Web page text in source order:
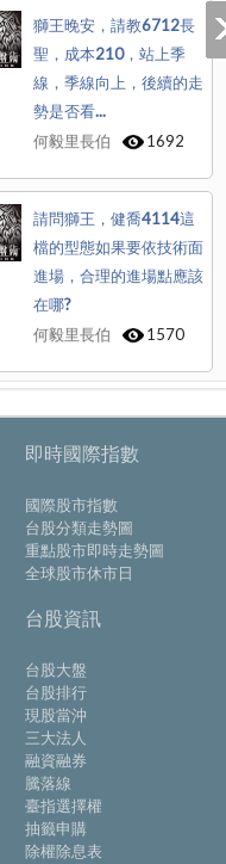
獅王晚安，請教6712長
聖，成本210，站上季
線，季線向上，後續的走
勢是否看...
何毅里長伯
1692
請問獅王，健喬4114這
檔的型態如果要依技術面
進場，合理的進場點應該
在哪?
何毅里長伯
1570
即時國際指數
國際股市指數
台股分類走勢圖
重點股市即時走勢圖
全球股市休市日
台股資訊
台股大盤
台股排行
現股當沖
三大法人
融資融券
騰落線
臺指選擇權
抽籤申購
除權除息表